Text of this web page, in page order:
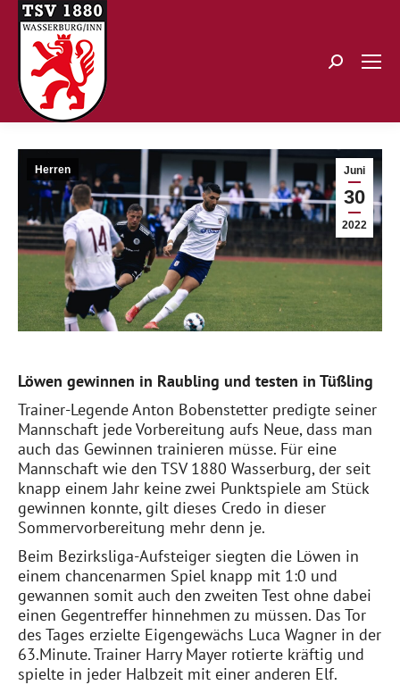
Search:
Juni
30
2022
Herren
Löwen gewinnen in Raubling und testen in Tüßling
Trainer-Legende Anton Bobenstetter predigte seiner
Mannschaft jede Vorbereitung aufs Neue, dass man
auch das Gewinnen trainieren müsse. Für eine
Mannschaft wie den TSV 1880 Wasserburg, der seit
knapp einem Jahr keine zwei Punktspiele am Stück
gewinnen konnte, gilt dieses Credo in dieser
Sommervorbereitung mehr denn je.
Beim Bezirksliga-Aufsteiger siegten die Löwen in
einem chancenarmen Spiel knapp mit 1:0 und
gewannen somit auch den zweiten Test ohne dabei
einen Gegentreffer hinnehmen zu müssen. Das Tor
des Tages erzielte Eigengewächs Luca Wagner in der
63.Minute. Trainer Harry Mayer rotierte kräftig und
spielte in jeder Halbzeit mit einer anderen Elf.